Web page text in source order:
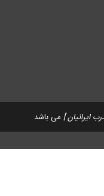
ایرانیان ] می باشد